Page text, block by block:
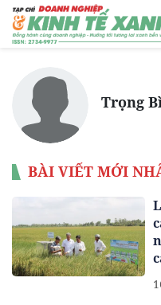
Trọng
BÀI VIẾT MỚI